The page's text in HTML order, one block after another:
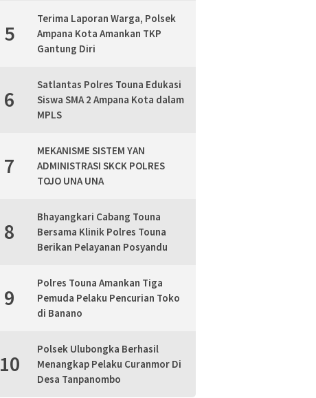
5
Terima Laporan Warga, Polsek
Ampana Kota Amankan TKP
Gantung Diri
6
Satlantas Polres Touna Edukasi
Siswa SMA 2 Ampana Kota dalam
MPLS
7
MEKANISME SISTEM YAN
ADMINISTRASI SKCK POLRES
TOJO UNA UNA
8
Bhayangkari Cabang Touna
Bersama Klinik Polres Touna
Berikan Pelayanan Posyandu
9
Polres Touna Amankan Tiga
Pemuda Pelaku Pencurian Toko
di Banano
10
Polsek Ulubongka Berhasil
Menangkap Pelaku Curanmor Di
Desa Tanpanombo